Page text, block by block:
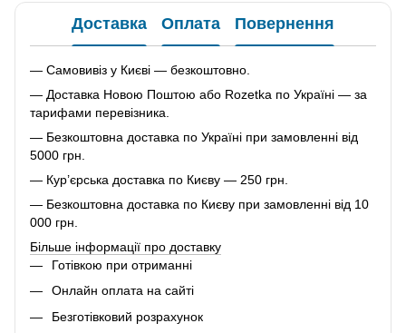
Доставка Оплата Повернення
— Самовивіз у Києві — безкоштовно.
— Доставка Новою Поштою або Rozetka по Україні — за
тарифами перевізника.
— Безкоштовна доставка по Україні при замовленні від
5000 грн.
— Кур’єрська доставка по Києву — 250 грн.
— Безкоштовна доставка по Києву при замовленні від 10
000 грн.
Більше інформації про доставку
Готівкою при отриманні
Онлайн оплата на сайті
Безготівковий розрахунок